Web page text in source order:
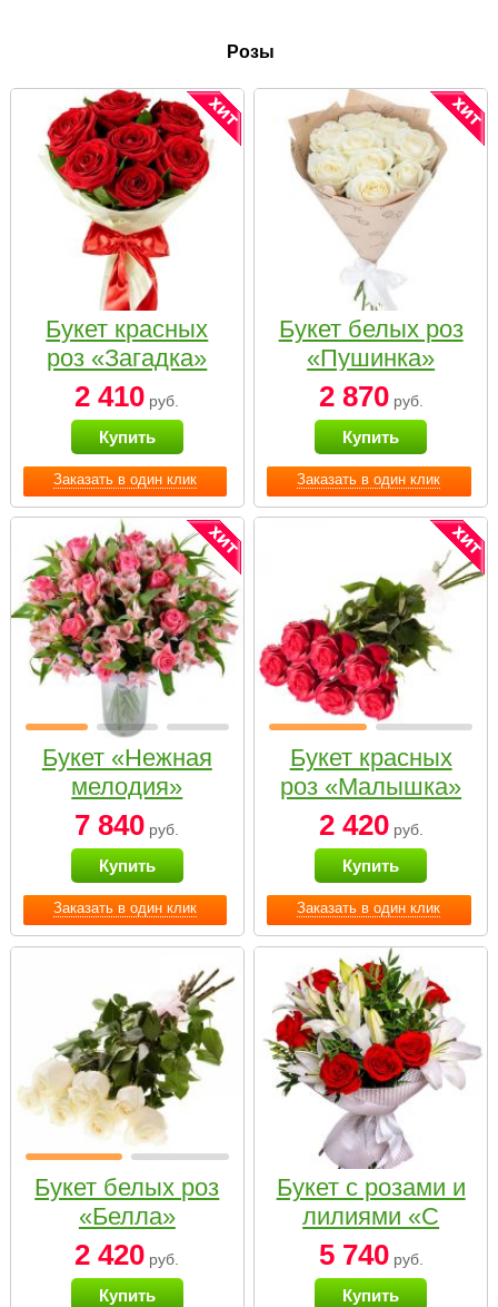
Розы
Заказать в один клик
Букет красных
роз «Загадка»
2 410 руб.
Купить
Заказать в один клик
Букет белых роз
«Пушинка»
2 870руб.
Купить
Заказать в один клик
Букет «Нежная
мелодия»
7 840 руб.
Купить
Заказать в один клик
Букет красных
роз «Малышка»
2 420руб.
Купить
Букет белых роз
«Белла»
2 420 руб.
Купить
Букет с розами и
лилиями «С
наилучшими
пожеланиями»
5 740руб.
Купить